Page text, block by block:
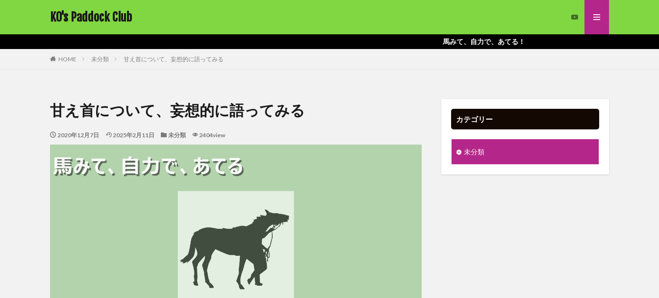
KO's Paddock Club
馬みて、自力で、あてる！
HOME 未分類 甘え首について、妄想的に語ってみる
甘え首について、妄想的に語ってみる
2020年12月7日 2025年2月11日 未分類 2404view
カテゴリー
未分類